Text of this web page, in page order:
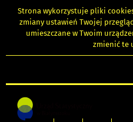
Strona wykorzystuje pliki
zmiany ustawień Twojej
umieszczane w Twoim
zmienić te